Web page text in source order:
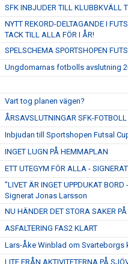
SFK INBJUDER TILL KLUBBKVÄLL
NYTT REKORD-DELTAGANDE I
TACK TILL ALLA FÖR I ÅR!
SPELSCHEMA SPORTSHOPEN
Ungdomarnas fotbolls avslutning
Vart tog planen vägen?
ÅRSAVSLUTNINGAR SFK-FOTBOLL
Inbjudan till Sportshopen Futsal
INGET LUGN PÅ HEMMAPLAN
ETT UTEGYM FÖR ALLA -
”LIVET ÄR INGET UPPDUKAT
Signerat Jonas Larsson
NU HÄNDER DET STORA SAKER
ASFALTERING FAS2 KLART
Lars-Åke Winblad om
LITE FRÅN AKTIVITETERNA PÅ